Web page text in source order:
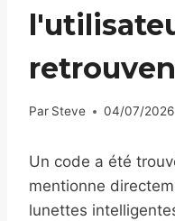
Par Steve 04/07/2026
Un code a été
mentionne
lunettes